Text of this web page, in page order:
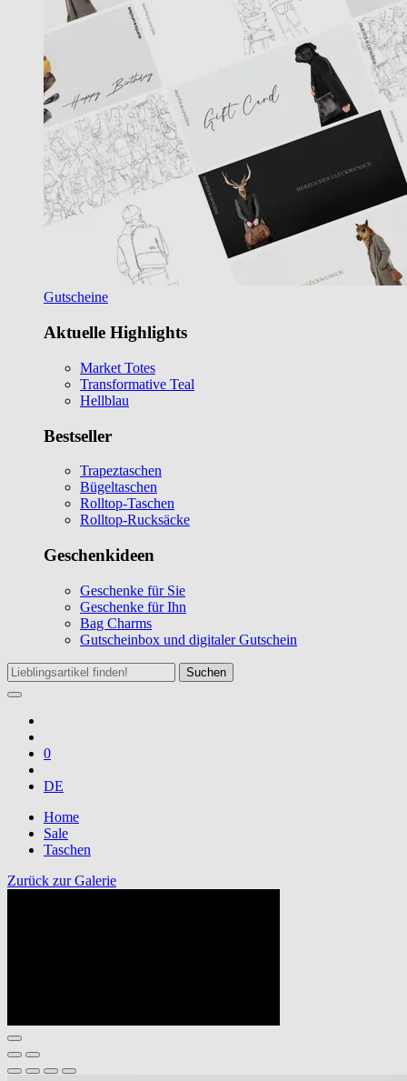
Gutscheine
Aktuelle Highlights
Market Totes
Transformative Teal
Hellblau
Bestseller
Trapeztaschen
Bügeltaschen
Rolltop-Taschen
Rolltop-Rucksäcke
Geschenkideen
Geschenke für Sie
Geschenke für Ihn
Bag Charms
Gutscheinbox und digitaler Gutschein
Suchen
0
DE
Home
Sale
Taschen
Zurück zur Galerie